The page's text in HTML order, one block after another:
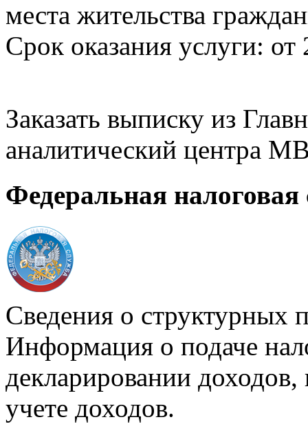
места жительства
Срок оказания услуги: от
Заказать выписку из
аналитический центра
Федеральная налоговая
Сведения о структурных
Информация о подаче
декларировании доходов,
учете доходов.